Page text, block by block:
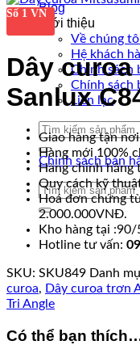
Blog
Giới thiệu
Về chúng
Hệ khách
Chính sách
Chính sách
Liên lạc
Tìm
kiếm:
Chính sách bán
Tìm
kiếm:
Số 1 VN
Dây
Sanlux
Giao hàng tận
Hàng mới 100%
Hàng chính hãng
Quy cách kỹ
Hoá đơn chứng
2.000.000VNĐ.
Kho hàng tại :90/
Hotline tư vấn:
SKU: SKU849 Danh
curoa, Dây curoa trơn
Tri Angle
Có thể bạn